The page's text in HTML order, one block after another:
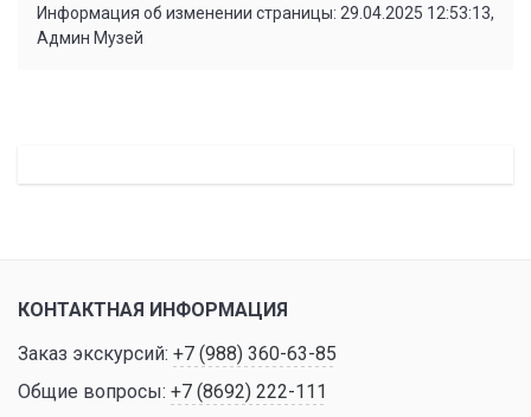
Информация об изменении страницы: 29.04.2025 12:53:13,
Админ Музей
КОНТАКТНАЯ ИНФОРМАЦИЯ
Заказ экскурсий: +7 (988) 360-63-85
Общие вопросы: +7 (8692) 222-111